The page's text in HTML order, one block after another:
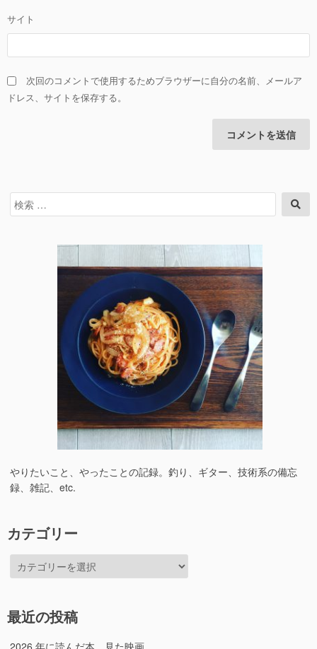
サイト
次回のコメントで使用するためブラウザーに自分の名前、メールア
ドレス、サイトを保存する。
検
索
索
やりたいこと、やったことの記録。釣り、ギター、技術系の備忘
録、雑記、etc.
カテゴリー
テ
ー
最近の投稿
2026 年に読んだ本、見た映画